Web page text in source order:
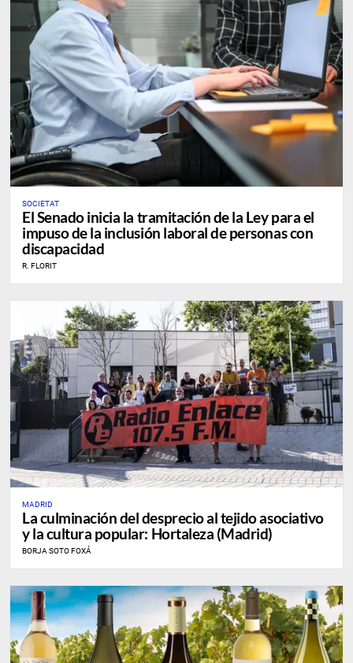
SOCIETAT
El Senado inicia la tramitación de la Ley para el
impuso de la inclusión laboral de personas con
discapacidad
R. FLORIT
MADRID
La culminación del desprecio al tejido asociativo
y la cultura popular: Hortaleza (Madrid)
BORJA SOTO FOXÁ